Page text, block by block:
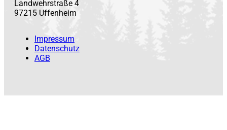
Landwehrstraße 4
97215 Uffenheim
Impressum
Datenschutz
AGB